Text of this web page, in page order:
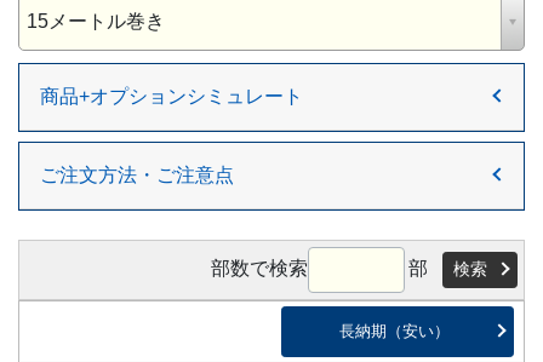
15メートル巻き
ご注文方法・ご注意点
部数で検索 部 検索
長納期（安い）
商品+オプションシミュレート